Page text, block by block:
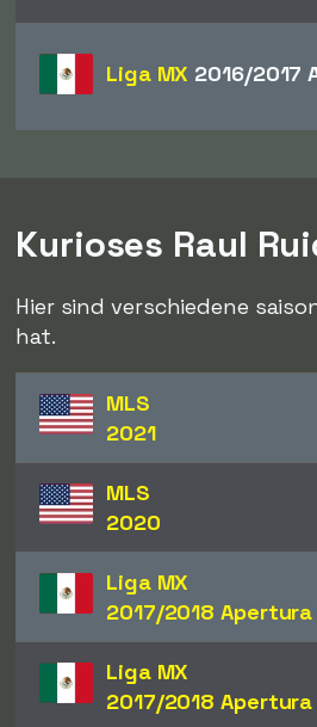
Liga MX 2016/2017
Kurioses Raul
Hier sind verschiedene
hat.
MLS
2021
MLS
2020
Liga MX
2017/2018 Apertura
Liga MX
2017/2018 Apertura